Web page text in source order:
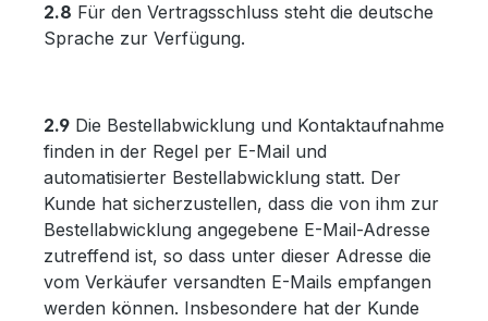
2.8 Für den Vertragsschluss steht die deutsche
Sprache zur Verfügung.
2.9 Die Bestellabwicklung und Kontaktaufnahme
finden in der Regel per E-Mail und
automatisierter Bestellabwicklung statt. Der
Kunde hat sicherzustellen, dass die von ihm zur
Bestellabwicklung angegebene E-Mail-Adresse
zutreffend ist, so dass unter dieser Adresse die
vom Verkäufer versandten E-Mails empfangen
werden können. Insbesondere hat der Kunde